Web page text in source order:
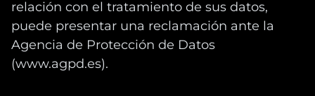
relación con el tratamiento de sus datos,
puede presentar una reclamación ante la
Agencia de Protección de Datos
(www.agpd.es).